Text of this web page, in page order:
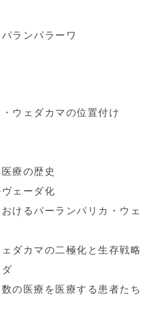
ランパラーワ
ウェダカマの位置付け
療の歴史
ェーダ化
けるパーランパリカ・ウェ
ダカマの二極化と生存戦略
の医療を医療する患者たち